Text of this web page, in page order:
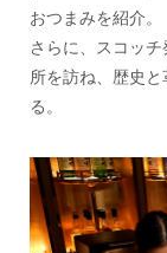
おつまみを紹介。
さらに、スコッ
所を訪ね、歴史
る。